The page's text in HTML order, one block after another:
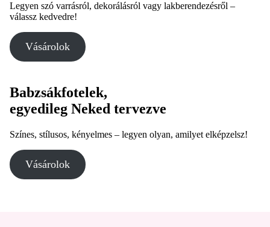
Legyen szó varrásról, dekorálásról vagy lakberendezésről –
válassz kedvedre!
Vásárolok
Babzsákfotelek,
egyedileg Neked tervezve
Színes, stílusos, kényelmes – legyen olyan, amilyet elképzelsz!
Vásárolok